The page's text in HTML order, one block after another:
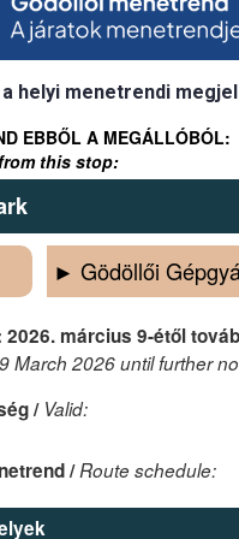
helyi menetrendi
EBBŐL A MEGÁLLÓBÓL:
this stop:
► Gödöllői
2026. március 9-étől
March 2026 until further
/ Valid:
/Route schedule: